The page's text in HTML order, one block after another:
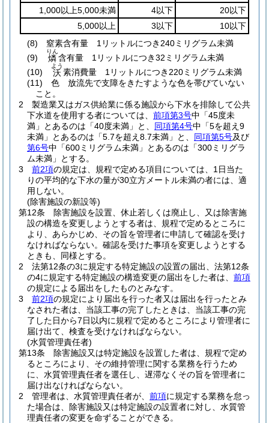
1,000以上5,000未満
4以下
20以下
5,000以上
3以下
10以下
(8)
窒素含有量 1リットルにつき240ミリグラム未満
(9)
燐
りん
含有量 1リットルにつき32ミリグラム未満
(10)
沃
よう
素消費量 1リットルにつき220ミリグラム未満
(11)
色 放流先で支障をきたすような色を帯びていない
こと。
2
製造業又はガス供給業に係る施設から下水を排除して公共
下水道を使用する者については、 前項第3号中「45度未
満」とあるのは「40度未満」と、 同項第4号中「5を超え9
未満」とあるのは「5.7を超え8.7未満」と、 同項第5号及び
第6号中「600ミリグラム未満」とあるのは「300ミリグラ
ム未満」とする。
3
前2項の規定は、規程で定める項目については、1日当た
りの平均的な下水の量が30立方メートル未満の者には、適
用しない。
(除害施設の新設等)
第12条
除害施設を設置、休止若しくは廃止し、又は除害施
設の構造を変更しようとする者は、規程で定めるところに
より、あらかじめ、その旨を管理者に申請して確認を受け
なければならない。 確認を受けた事項を変更しようとする
ときも、同様とする。
2
法第12条の3に規定する特定施設の設置の届出、法第12条
の4に規定する特定施設の構造変更の届出をした者は、 前項
の規定による届出をしたものとみなす。
3
前2項の規定により届出を行った者又は届出を行ったとみ
なされた者は、当該工事の完了したときは、当該工事の完
了した日から7日以内に規程で定めるところにより管理者に
届け出て、検査を受けなければならない。
(水質管理責任者)
第13条
除害施設又は特定施設を設置した者は、規程で定め
るところにより、その維持管理に関する業務を行うため
に、水質管理責任者を選任し、遅滞なくその旨を管理者に
届け出なければならない。
2
管理者は、水質管理責任者が、 前項に規定する業務を怠っ
た場合は、除害施設又は特定施設の設置者に対し、水質管
理責任者の変更を命ずることができる。